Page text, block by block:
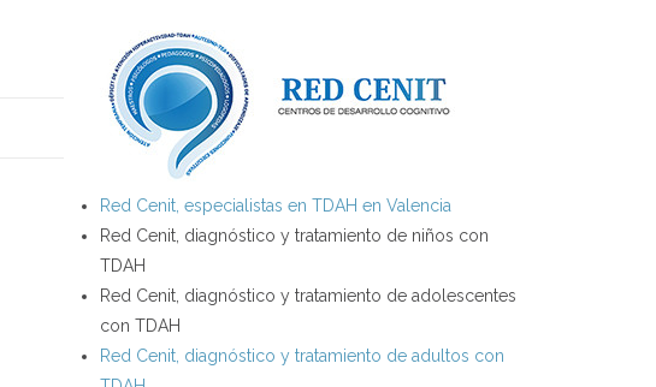
Red Cenit, especialistas en TDAH en Valencia
Red Cenit, diagnóstico y tratamiento de niños con
TDAH
Red Cenit, diagnóstico y tratamiento de adolescentes
con TDAH
Red Cenit, diagnóstico y tratamiento de adultos con